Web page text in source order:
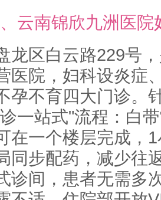
云南锦欣九洲医院
龙区白云路229号
医院，妇科设炎症
孕不育四大门诊。
一站式"流程：白
在一个楼层完成，
同步配药，减少往
诊间，患者无需多